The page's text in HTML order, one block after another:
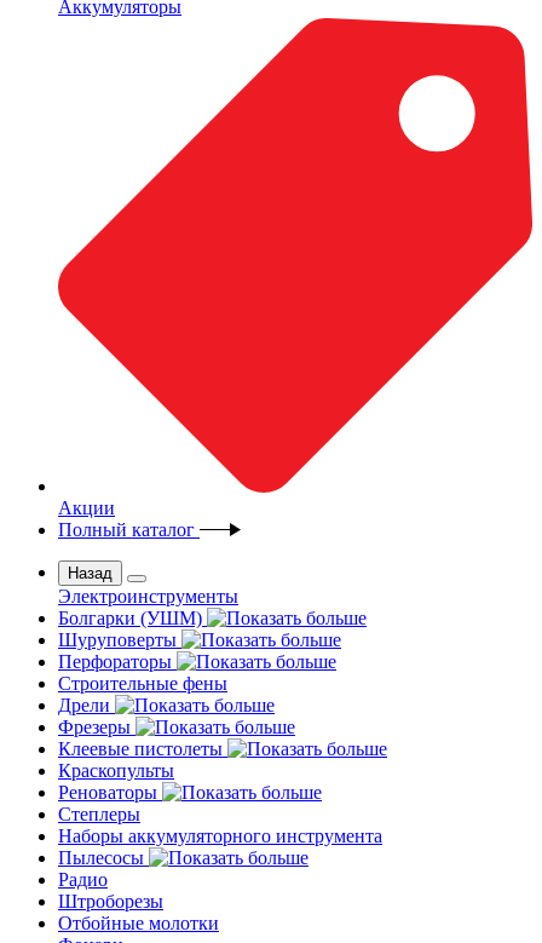
Аккумуляторы
Акции
Полный каталог
Назад
Электроинструменты
Болгарки (УШМ)
Шуруповерты
Перфораторы
Строительные фены
Дрели
Фрезеры
Клеевые пистолеты
Краскопульты
Реноваторы
Степлеры
Наборы аккумуляторного инструмента
Пылесосы
Радио
Штроборезы
Отбойные молотки